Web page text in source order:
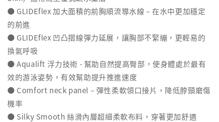
● GLIDEflex 加大面積的前胸順流導水線 – 在水中更加穩定
的前進
● GLIDEflex 凹凸摺線彈力延展，讓胸部不緊繃，更輕易的
換氣呼吸
● Aqualift 浮力技術 - 幫助自然提高臀部，使身體處於最有
效的游泳姿勢，有效幫助提升推進速度
● Comfort neck panel – 彈性柔軟領口接片，降低脖頸磨傷
機率
● Silky Smooth 絲滑內層超細柔軟布料，穿著更加舒適